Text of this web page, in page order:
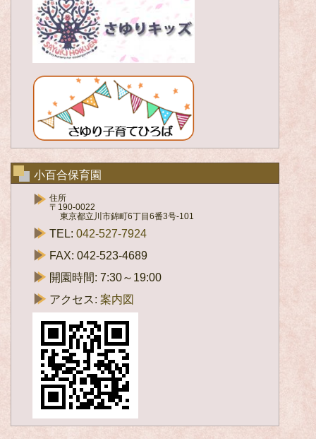
小百合保育園
住所
〒190-0022
東京都立川市錦町6丁目6番3号-101
TEL: 042-527-7924
FAX: 042-523-4689
開園時間: 7:30～19:00
アクセス: 案内図